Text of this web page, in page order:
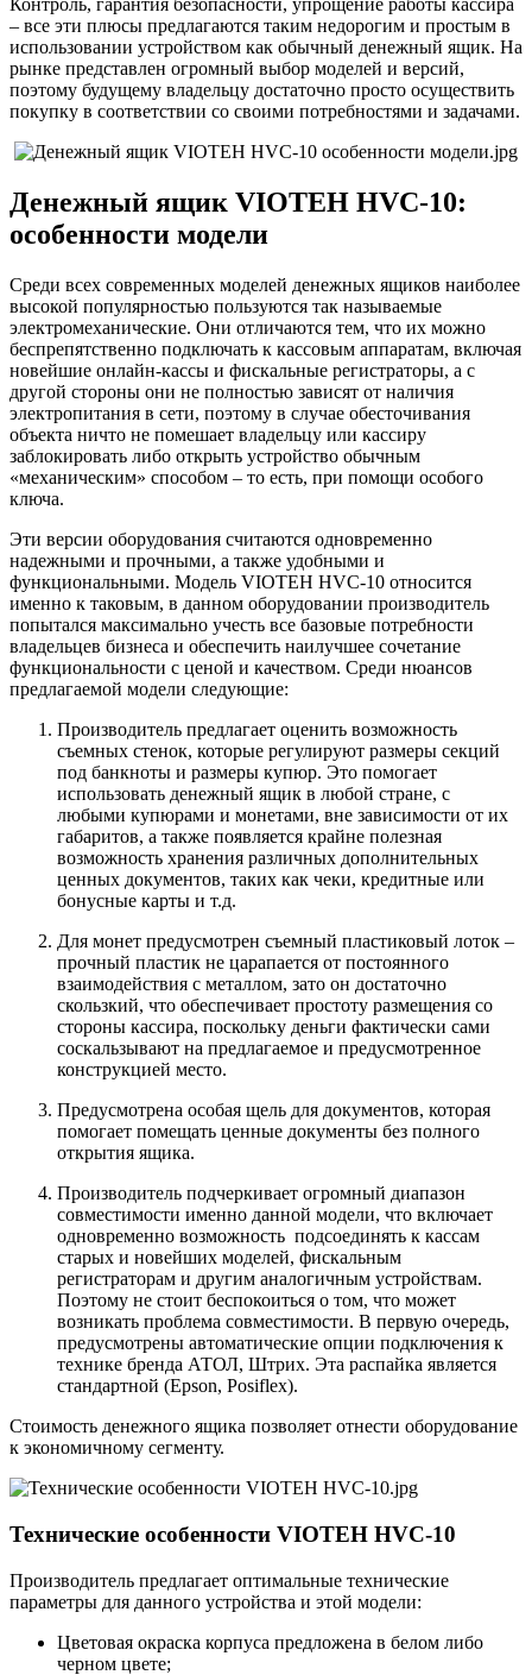
Контроль, гарантия безопасности, упрощение работы кассира
– все эти плюсы предлагаются таким недорогим и простым в
использовании устройством как обычный денежный ящик. На
рынке представлен огромный выбор моделей и версий,
поэтому будущему владельцу достаточно просто осуществить
покупку в соответствии со своими потребностями и задачами.
Денежный ящик VIOTEH HVC-10:
особенности модели
Среди всех современных моделей денежных ящиков наиболее
высокой популярностью пользуются так называемые
электромеханические. Они отличаются тем, что их можно
беспрепятственно подключать к кассовым аппаратам, включая
новейшие онлайн-кассы и фискальные регистраторы, а с
другой стороны они не полностью зависят от наличия
электропитания в сети, поэтому в случае обесточивания
объекта ничто не помешает владельцу или кассиру
заблокировать либо открыть устройство обычным
«механическим» способом – то есть, при помощи особого
ключа.
Эти версии оборудования считаются одновременно
надежными и прочными, а также удобными и
функциональными. Модель VIOTEH HVC-10 относится
именно к таковым, в данном оборудовании производитель
попытался максимально учесть все базовые потребности
владельцев бизнеса и обеспечить наилучшее сочетание
функциональности с ценой и качеством. Среди нюансов
предлагаемой модели следующие:
Производитель предлагает оценить возможность
съемных стенок, которые регулируют размеры секций
под банкноты и размеры купюр. Это помогает
использовать денежный ящик в любой стране, с
любыми купюрами и монетами, вне зависимости от их
габаритов, а также появляется крайне полезная
возможность хранения различных дополнительных
ценных документов, таких как чеки, кредитные или
бонусные карты и т.д.
Для монет предусмотрен съемный пластиковый лоток –
прочный пластик не царапается от постоянного
взаимодействия с металлом, зато он достаточно
скользкий, что обеспечивает простоту размещения со
стороны кассира, поскольку деньги фактически сами
соскальзывают на предлагаемое и предусмотренное
конструкцией место.
Предусмотрена особая щель для документов, которая
помогает помещать ценные документы без полного
открытия ящика.
Производитель подчеркивает огромный диапазон
совместимости именно данной модели, что включает
одновременно возможность подсоединять к кассам
старых и новейших моделей, фискальным
регистраторам и другим аналогичным устройствам.
Поэтому не стоит беспокоиться о том, что может
возникать проблема совместимости. В первую очередь,
предусмотрены автоматические опции подключения к
технике бренда АТОЛ, Штрих. Эта распайка является
стандартной (Epson, Posiflex).
Стоимость денежного ящика позволяет отнести оборудование
к экономичному сегменту.
Технические особенности VIOTEH HVC-10
Производитель предлагает оптимальные технические
параметры для данного устройства и этой модели:
Цветовая окраска корпуса предложена в белом либо
черном цвете;